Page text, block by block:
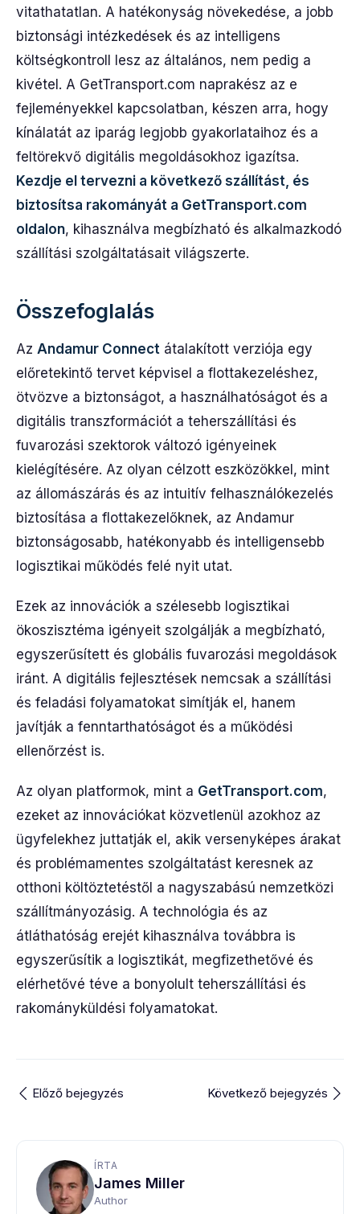
vitathatatlan. A hatékonyság növekedése, a jobb
biztonsági intézkedések és az intelligens
költségkontroll lesz az általános, nem pedig a
kivétel. A GetTransport.com naprakész az e
fejleményekkel kapcsolatban, készen arra, hogy
kínálatát az iparág legjobb gyakorlataihoz és a
feltörekvő digitális megoldásokhoz igazítsa.
Kezdje el tervezni a következő szállítást, és
biztosítsa rakományát a GetTransport.com
oldalon, kihasználva megbízható és alkalmazkodó
szállítási szolgáltatásait világszerte.
Összefoglalás
Az Andamur Connect átalakított verziója egy
előretekintő tervet képvisel a flottakezeléshez,
ötvözve a biztonságot, a használhatóságot és a
digitális transzformációt a teherszállítási és
fuvarozási szektorok változó igényeinek
kielégítésére. Az olyan célzott eszközökkel, mint
az állomászárás és az intuitív felhasználókezelés
biztosítása a flottakezelőknek, az Andamur
biztonságosabb, hatékonyabb és intelligensebb
logisztikai működés felé nyit utat.
Ezek az innovációk a szélesebb logisztikai
ökoszisztéma igényeit szolgálják a megbízható,
egyszerűsített és globális fuvarozási megoldások
iránt. A digitális fejlesztések nemcsak a szállítási
és feladási folyamatokat simítják el, hanem
javítják a fenntarthatóságot és a működési
ellenőrzést is.
Az olyan platformok, mint a GetTransport.com,
ezeket az innovációkat közvetlenül azokhoz az
ügyfelekhez juttatják el, akik versenyképes árakat
és problémamentes szolgáltatást keresnek az
otthoni költöztetéstől a nagyszabású nemzetközi
szállítmányozásig. A technológia és az
átláthatóság erejét kihasználva továbbra is
egyszerűsítik a logisztikát, megfizethetővé és
elérhetővé téve a bonyolult teherszállítási és
rakományküldési folyamatokat.
Előző bejegyzés Következő bejegyzés
ÍRTA
James Miller
Author